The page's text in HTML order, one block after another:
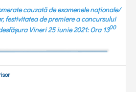
cauzată de examenele naționale/
festivitatea de premiere a concursului
Vineri 25 iunie 2021: Ora 1300